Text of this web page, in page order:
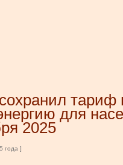
тариф
для
2025
года ]